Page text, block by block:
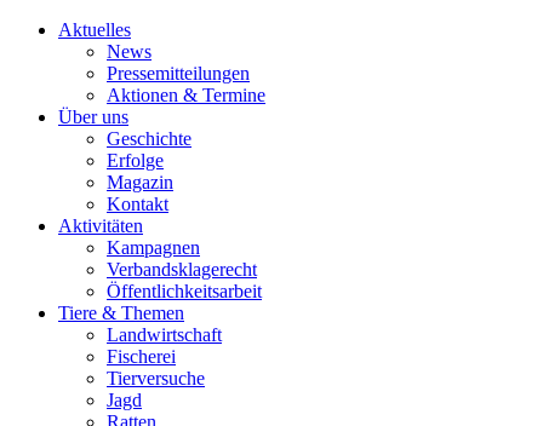
Aktuelles
News
Pressemitteilungen
Aktionen & Termine
Über uns
Geschichte
Erfolge
Magazin
Kontakt
Aktivitäten
Kampagnen
Verbandsklagerecht
Öffentlichkeitsarbeit
Tiere & Themen
Landwirtschaft
Fischerei
Tierversuche
Jagd
Ratten